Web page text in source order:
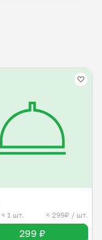
≈ 1 шт. ≈ 299₽ / шт.
299 ₽